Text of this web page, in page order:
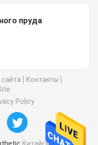
пруда
сайта
Контакты
Policy
Китайская